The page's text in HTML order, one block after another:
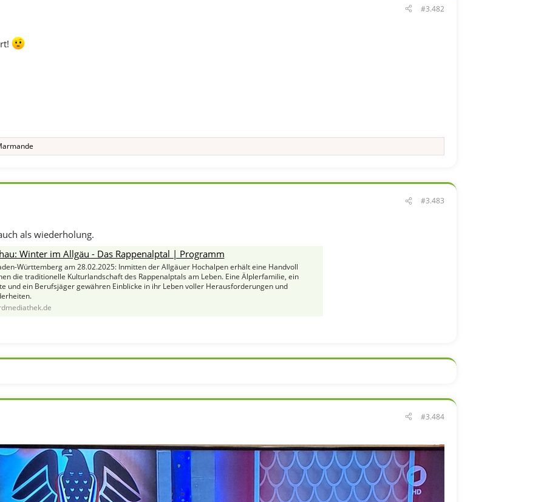
#3.482
#3.483
als wiederholung.
Winter im Allgäu - Das Rappenalptal | Programm
Württemberg am 28.02.2025: Inmitten der Allgäuer Hochalpen erhält eine Handvoll
die traditionelle Kulturlandschaft des Rappenalptals am Leben. Eine Älplerfamilie, ein
und ein Berufsjäger gewähren Einblicke in ihr Leben voller Herausforderungen und
#3.484